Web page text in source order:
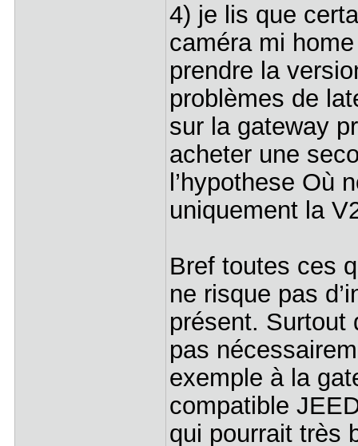
4) je lis que
caméra mi
prendre la
problèmes de
sur la gateway
acheter une
l’hypothese Où
uniquement la
Bref toutes ces
ne risque pas
présent. Surtout
pas
exemple à la
compatible
qui pourrait très